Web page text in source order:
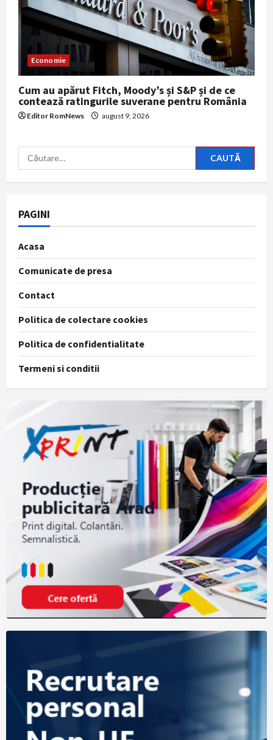
Economie
Cum au apărut Fitch, Moody’s și S&P și de ce
contează ratingurile suverane pentru România
Editor RomNews august 9, 2026
Caută
după:
PAGINI
Acasa
Comunicate de presa
Contact
Politica de colectare cookies
Politica de confidentialitate
Termeni si conditii